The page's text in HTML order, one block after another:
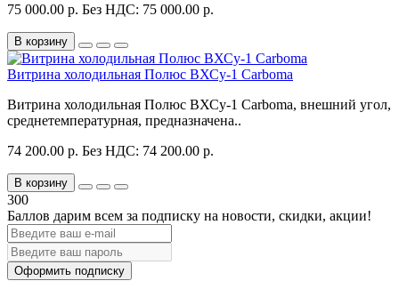
75 000.00 р. Без НДС: 75 000.00 р.
В корзину
Витрина холодильная Полюс ВХСу-1 Carboma
Витрина холодильная Полюс ВХСу-1 Carboma, внешний угол,
среднетемпературная, предназначена..
74 200.00 р. Без НДС: 74 200.00 р.
В корзину
300
Баллов дарим всем за подписку на новости, скидки, акции!
Оформить подписку